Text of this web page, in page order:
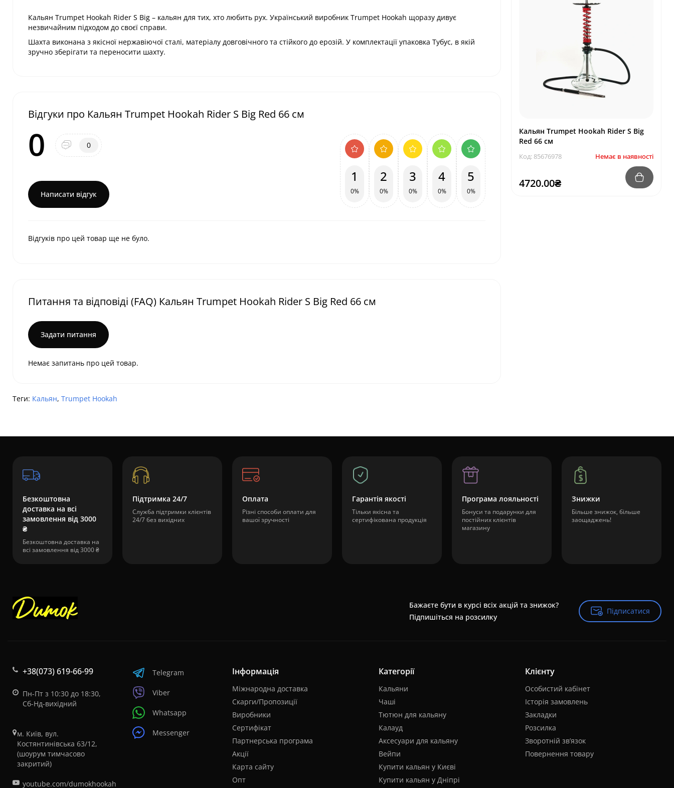
Кальян Trumpet Hookah Rider S Big – кальян для тих, хто любить рух. Український виробник Trumpet Hookah щоразу дивує
незвичайним підходом до своєї справи.
Шахта виконана з якісної нержавіючої сталі, матеріалу довговічного та стійкого до ерозій. У комплектації упаковка Тубус, в якій
зручно зберігати та переносити шахту.
Відгуки про Кальян Trumpet Hookah Rider S Big Red 66 см
0 0
Написати відгук
1
0%
2
0%
3
0%
4
0%
5
0%
Відгуків про цей товар ще не було.
Питання та відповіді (FAQ) Кальян Trumpet Hookah Rider S Big Red 66 см
Задати питання
Немає запитань про цей товар.
Кальян Trumpet Hookah Rider S Big
Red 66 см
Код: 85676978 Немає в наявності
4720.00₴
Теги: Кальян, Trumpet Hookah
Безкоштовна
доставка на всі
замовлення від 3000
₴
Безкоштовна доставка на
всі замовлення від 3000 ₴
Підтримка 24/7
Служба підтримки клієнтів
24/7 без вихідних
Оплата
Різні способи оплати для
вашої зручності
Гарантія якості
Тільки якісна та
сертифікована продукція
Програма лояльності
Бонуси та подарунки для
постійних клієнтів
магазину
Знижки
Більше знижок, більше
заощаджень!
Бажаєте бути в курсі всіх акцій та знижок?
Підпишіться на розсилку
Підписатися
Підписатися
+38(073) 619-66-99
Пн-Пт з 10:30 до 18:30,
Сб-Нд-вихідний
м. Київ, вул.
Костянтинівська 63/12,
(шоурум тимчасово
закритий)
youtube.com/dumokhookah
Telegram
Viber
Whatsapp
Messenger
Інформація
Міжнародна доставка
Скарги/Пропозиції
Виробники
Сертифікат
Партнерська програма
Акції
Карта сайту
Опт
Категорії
Кальяни
Чаші
Тютюн для кальяну
Калауд
Аксесуари для кальяну
Вейпи
Купити кальян у Києві
Купити кальян у Дніпрі
Клієнту
Особистий кабінет
Історія замовлень
Закладки
Розсилка
Зворотній зв’язок
Повернення товару